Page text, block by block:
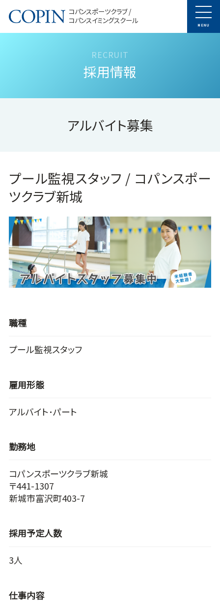
コパンスポーツクラブ /
コパンスイミングスクール
MENU
採用情報
アルバイト募集
プール監視スタッフ / コパンスポー
ツクラブ新城
職種
プール監視スタッフ
雇用形態
アルバイト･パート
勤務地
コパンスポーツクラブ新城
〒441-1307
新城市富沢町403-7
採用予定人数
3人
仕事内容